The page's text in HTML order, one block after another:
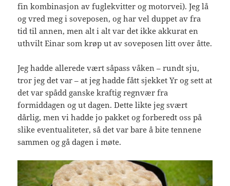
fin kombinasjon av fuglekvitter og motorvei). Jeg lå
og vred meg i soveposen, og har vel duppet av fra
tid til annen, men alt i alt var det ikke akkurat en
uthvilt Einar som krøp ut av soveposen litt over åtte.
Jeg hadde allerede vært såpass våken – rundt sju,
tror jeg det var – at jeg hadde fått sjekket Yr og sett at
det var spådd ganske kraftig regnvær fra
formiddagen og ut dagen. Dette likte jeg svært
dårlig, men vi hadde jo pakket og forberedt oss på
slike eventualiteter, så det var bare å bite tennene
sammen og gå dagen i møte.